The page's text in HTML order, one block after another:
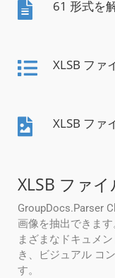
61 形式を
XLSB ファ
XLSB ファ
XLSB ファ
GroupDocs.Parser
画像を抽出できます
まざまなドキュメ
き、ビジュアル コ
す。